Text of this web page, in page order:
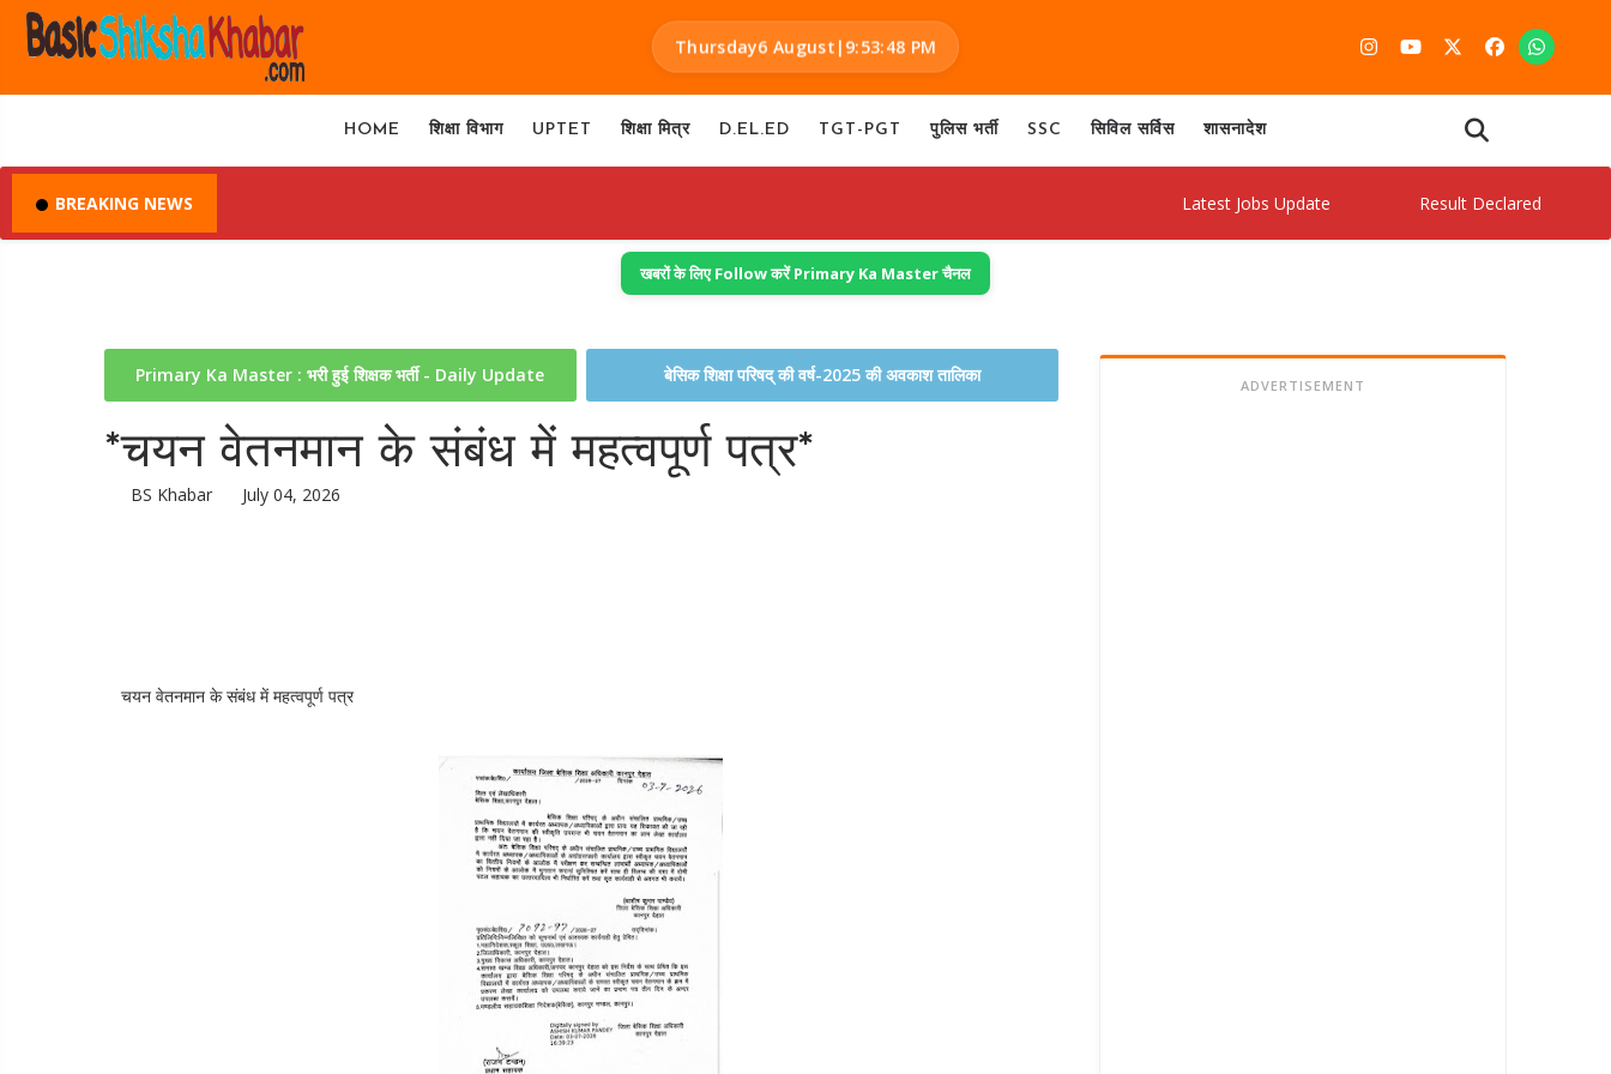
Thursday6 August | 9:53:49 PM
HOME शिक्षा विभाग UPTET शिक्षा मित्र D.EL.ED TGT-PGT पुलिस भर्ती SSC सिविल सर्विस शासनादेश
BREAKING NEWS Latest Jobs Update Result Declared
खबरों के लिए Follow करें Primary Ka Master चैनल
Primary Ka Master : भरी हुई शिक्षक भर्ती - Daily Update बेसिक शिक्षा परिषद् की वर्ष-2025 की अवकाश तालिका
*चयन वेतनमान के संबंध में महत्वपूर्ण पत्र*
BS Khabar July 04, 2026
चयन वेतनमान के संबंध में महत्वपूर्ण पत्र
ADVERTISEMENT